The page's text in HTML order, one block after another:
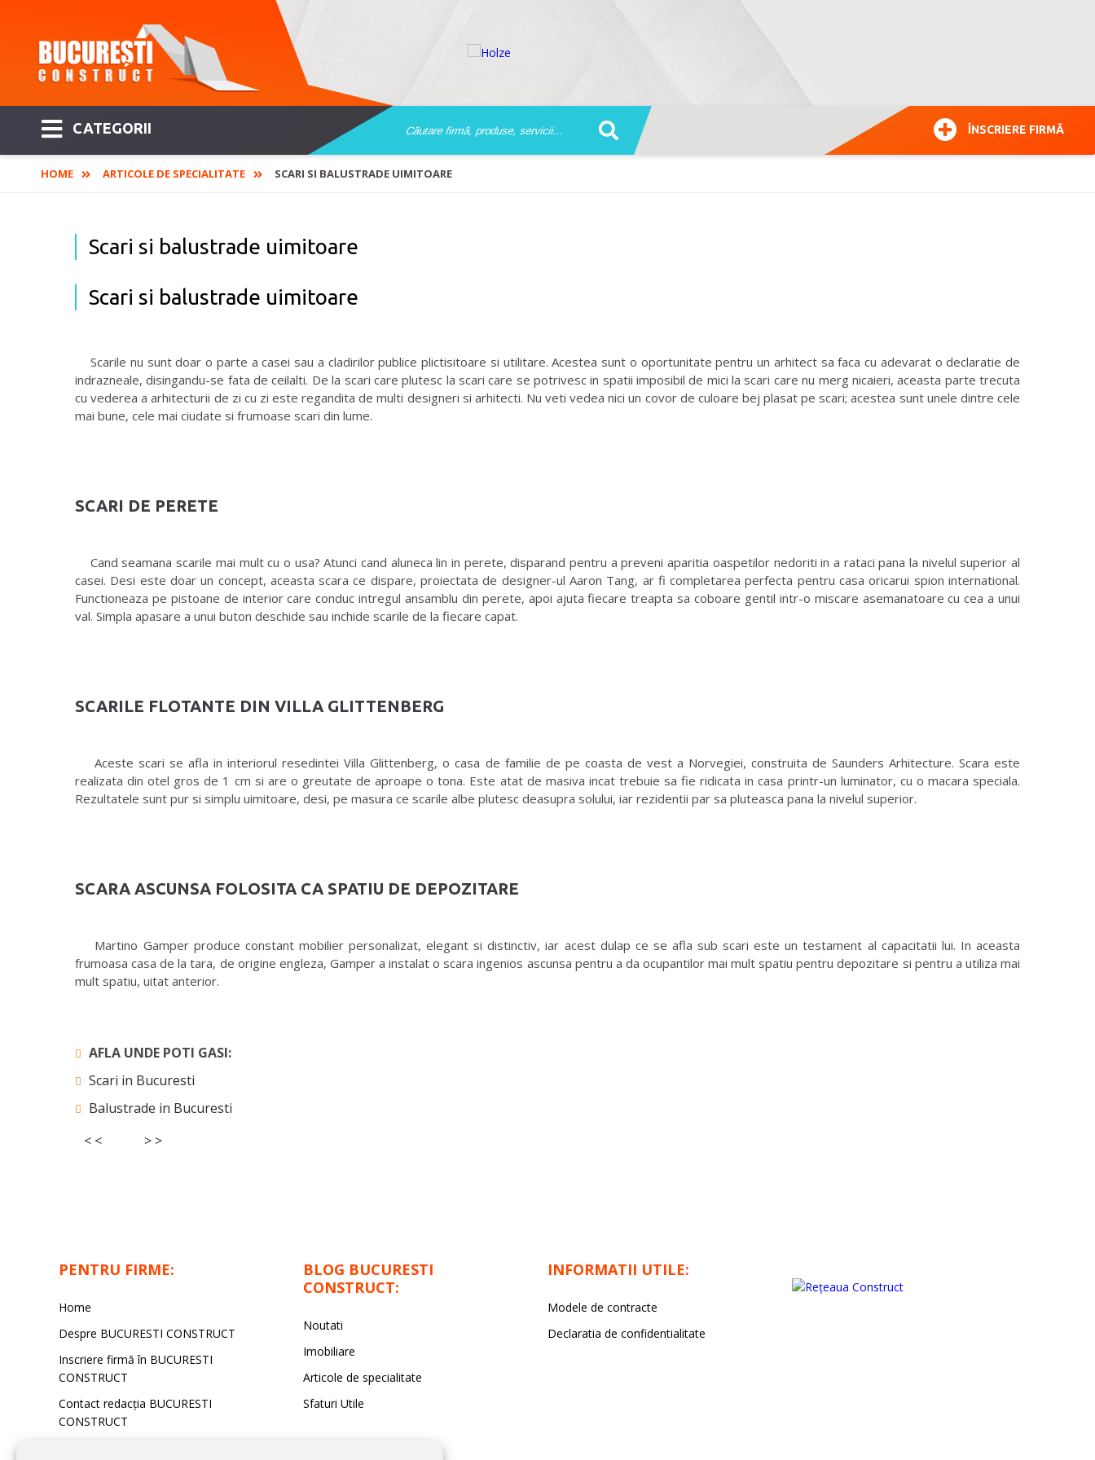
CATEGORII ÎNSCRIERE FIRMĂ
HOME ARTICOLE DE SPECIALITATE SCARI SI BALUSTRADE UIMITOARE
Scari si balustrade uimitoare
Scari si balustrade uimitoare
Scarile nu sunt doar o parte a casei sau a cladirilor publice plictisitoare si utilitare. Acestea sunt o oportunitate pentru un arhitect sa faca cu adevarat o declaratie de
indrazneale, disingandu-se fata de ceilalti. De la scari care plutesc la scari care se potrivesc in spatii imposibil de mici la scari care nu merg nicaieri, aceasta parte trecuta
cu vederea a arhitecturii de zi cu zi este regandita de multi designeri si arhitecti. Nu veti vedea nici un covor de culoare bej plasat pe scari; acestea sunt unele dintre cele
mai bune, cele mai ciudate si frumoase scari din lume.
SCARI DE PERETE
Cand seamana scarile mai mult cu o usa? Atunci cand aluneca lin in perete, disparand pentru a preveni aparitia oaspetilor nedoriti in a rataci pana la nivelul superior al
casei. Desi este doar un concept, aceasta scara ce dispare, proiectata de designer-ul Aaron Tang, ar fi completarea perfecta pentru casa oricarui spion international.
Functioneaza pe pistoane de interior care conduc intregul ansamblu din perete, apoi ajuta fiecare treapta sa coboare gentil intr-o miscare asemanatoare cu cea a unui
val. Simpla apasare a unui buton deschide sau inchide scarile de la fiecare capat.
SCARILE FLOTANTE DIN VILLA GLITTENBERG
Aceste scari se afla in interiorul resedintei Villa Glittenberg, o casa de familie de pe coasta de vest a Norvegiei, construita de Saunders Arhitecture. Scara este
realizata din otel gros de 1 cm si are o greutate de aproape o tona. Este atat de masiva incat trebuie sa fie ridicata in casa printr-un luminator, cu o macara speciala.
Rezultatele sunt pur si simplu uimitoare, desi, pe masura ce scarile albe plutesc deasupra solului, iar rezidentii par sa pluteasca pana la nivelul superior.
SCARA ASCUNSA FOLOSITA CA SPATIU DE DEPOZITARE
Martino Gamper produce constant mobilier personalizat, elegant si distinctiv, iar acest dulap ce se afla sub scari este un testament al capacitatii lui. In aceasta
frumoasa casa de la tara, de origine engleza, Gamper a instalat o scara ingenios ascunsa pentru a da ocupantilor mai mult spatiu pentru depozitare si pentru a utiliza mai
mult spatiu, uitat anterior.
AFLA UNDE POTI GASI:
Scari in Bucuresti
Balustrade in Bucuresti
< <
> >
PENTRU FIRME:
Home
Despre BUCURESTI CONSTRUCT
Inscriere firmă în BUCURESTI
CONSTRUCT
Contact redacţia BUCURESTI
CONSTRUCT
BLOG BUCURESTI
CONSTRUCT:
Noutati
Imobiliare
Articole de specialitate
Sfaturi Utile
INFORMATII UTILE:
Modele de contracte
Declaratia de confidentialitate